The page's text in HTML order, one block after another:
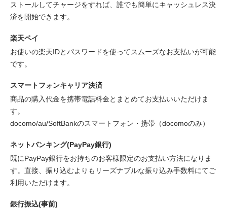
ストールしてチャージをすれば、誰でも簡単にキャッシュレス決
済を開始できます。
楽天ペイ
お使いの楽天IDとパスワードを使ってスムーズなお支払いが可能
です。
スマートフォンキャリア決済
商品の購入代金を携帯電話料金とまとめてお支払いいただけま
す。
docomo/au/SoftBankのスマートフォン・携帯（docomoのみ）
ネットバンキング(PayPay銀行)
既にPayPay銀行をお持ちのお客様限定のお支払い方法になりま
す。直接、振り込むよりもリーズナブルな振り込み手数料にてご
利用いただけます。
銀行振込(事前)